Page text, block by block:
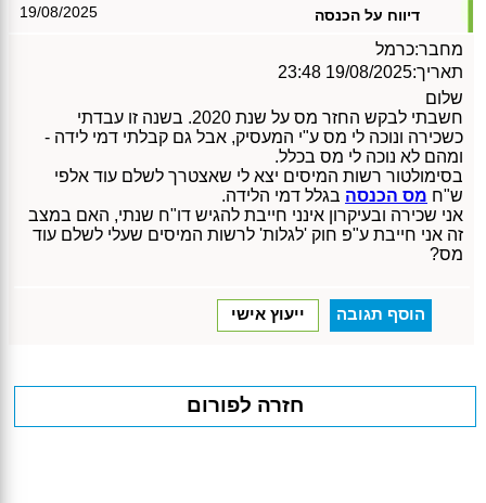
דיווח על הכנסה 19/08/2025
מחבר:כרמל
תאריך:19/08/2025 23:48
שלום
חשבתי לבקש החזר מס על שנת 2020. בשנה זו עבדתי
כשכירה ונוכה לי מס ע"י המעסיק, אבל גם קבלתי דמי לידה -
ומהם לא נוכה לי מס בכלל.
בסימולטור רשות המיסים יצא לי שאצטרך לשלם עוד אלפי
ש"ח מס הכנסה בגלל דמי הלידה.
אני שכירה ובעיקרון אינני חייבת להגיש דו"ח שנתי, האם במצב
זה אני חייבת ע"פ חוק 'לגלות' לרשות המיסים שעלי לשלם עוד
מס?
הוסף תגובה ייעוץ אישי
חזרה לפורום